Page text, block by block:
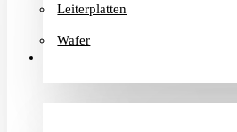
Leiterplatten
Wafer